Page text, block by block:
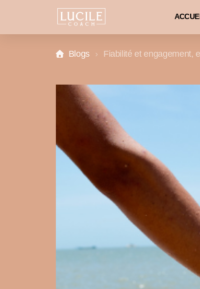
les clés du bonheur, comment s'épanouir, réussir sa vie,
Blogs Fiabilité et engagement,